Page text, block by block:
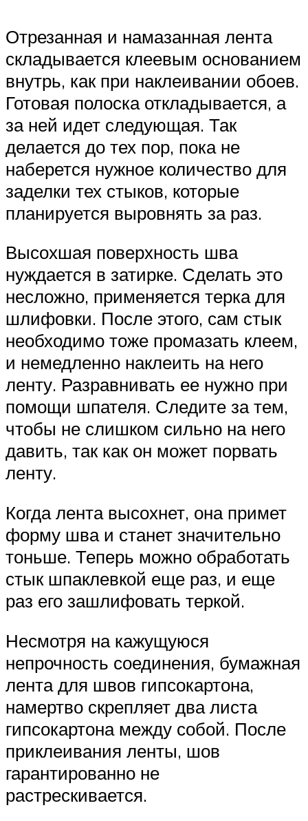
Отрезанная и намазанная лента
складывается клеевым основанием
внутрь, как при наклеивании обоев.
Готовая полоска откладывается, а
за ней идет следующая. Так
делается до тех пор, пока не
наберется нужное количество для
заделки тех стыков, которые
планируется выровнять за раз.
Высохшая поверхность шва
нуждается в затирке. Сделать это
несложно, применяется терка для
шлифовки. После этого, сам стык
необходимо тоже промазать клеем,
и немедленно наклеить на него
ленту. Разравнивать ее нужно при
помощи шпателя. Следите за тем,
чтобы не слишком сильно на него
давить, так как он может порвать
ленту.
Когда лента высохнет, она примет
форму шва и станет значительно
тоньше. Теперь можно обработать
стык шпаклевкой еще раз, и еще
раз его зашлифовать теркой.
Несмотря на кажущуюся
непрочность соединения, бумажная
лента для швов гипсокартона,
намертво скрепляет два листа
гипсокартона между собой. После
приклеивания ленты, шов
гарантированно не
растрескивается.